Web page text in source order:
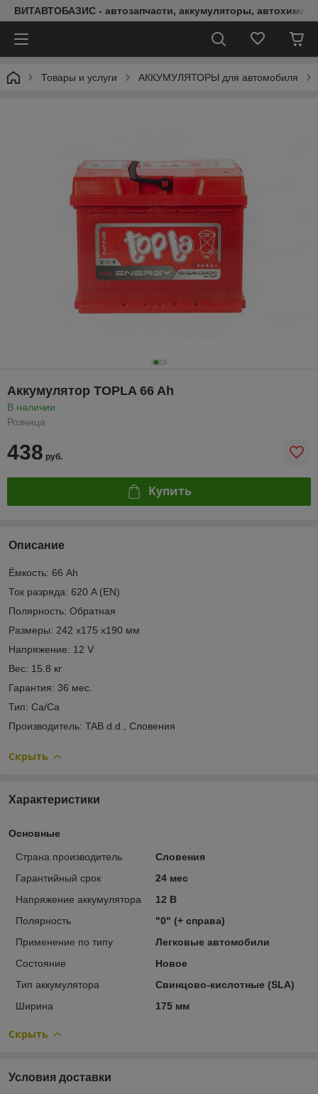
ВИТАВТОБАЗИС - автозапчасти, аккумуляторы, автохимия,
Товары и услуги АККУМУЛЯТОРЫ для автомобиля
Аккумулятор TOPLA 66 Ah
В наличии
Розница
438 руб.
Купить
Описание
Ёмкость: 66 Ah
Ток разряда: 620 A (EN)
Полярность: Обратная
Размеры: 242 x175 x190 мм
Напряжение: 12 V
Вес: 15.8 кг
Гарантия: 36 мес.
Тип: Ca/Ca
Производитель: TAB d.d., Словения
Скрыть
Характеристики
Основные
Страна производитель
Словения
Гарантийный срок
24 мес
Напряжение аккумулятора
12 В
Полярность
"0" (+ справа)
Применение по типу
Легковые автомобили
Состояние
Новое
Тип аккумулятора
Свинцово-кислотные (SLA)
Ширина
175 мм
Скрыть
Условия доставки